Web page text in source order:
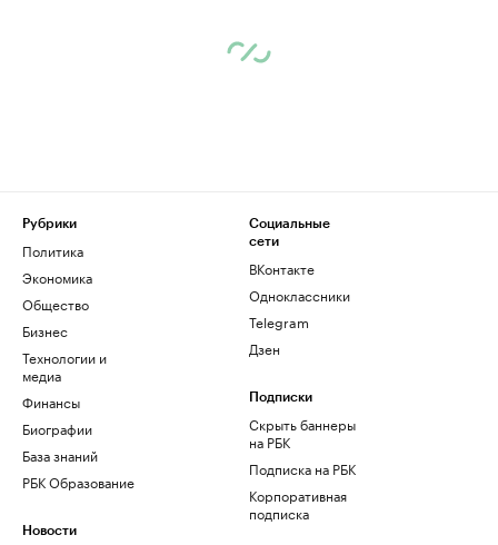
Рубрики
Политика
Экономика
Общество
Бизнес
Технологии и
медиа
Финансы
Биографии
База знаний
РБК Образование
Новости
Социальные
сети
ВКонтакте
Одноклассники
Telegram
Дзен
Подписки
Скрыть баннеры
на РБК
Подписка на РБК
Корпоративная
подписка